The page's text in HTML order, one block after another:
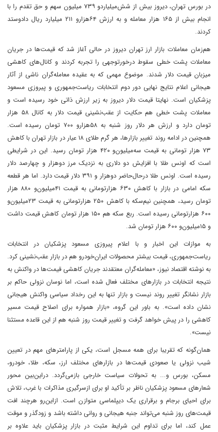
در بورس تهران، دیروز بیش از شش‌میلیاردو ۷۳۹ میلیون سهم و حق تقدم را با
انجام بیش از ۱۶۵ هزار معامله و به ارزش ۶۴هزارو ۲۱۱ میلیارد ریال دادوستد
کردند.
هم‌زمان معاملات بازار ارز تهران دیروز در حالی آغاز شد که قیمت‌ها در جریان
معاملات پشت خطی سقوط درخورتوجهی را تجربه کردند و کانال‌های کاهشی
میزبان قیمت دلار شدند. موضوع مهمی که به عقیده معامله‌گران ناشی از آثار
هیجانی اعلام نتایج نهایی دور دوم انتخابات ریاست‌جمهوری و پیروزی مسعود
پزشکیان است. نهایتا قیمت دلار دیروز به زیر ارزش ذاتی خود رسیده است و
معاملات پشت خطی هم حکایت از عقب‌‌نشینی قیمت دلار به کانال ۵۸ هزار
تومان دارد و ارزش هر دلار روز شنبه به ۵۸‌هزارو ۷۰۰ تومان رسیده است.
همچنین در ادامه روند تغییر بازارها، هر گرم طلای ۱۸ عیار در بازار تهران با کاهش
۷۳ هزار تومانی به قیمت سه‌میلیون‌و ۴۲۰ هزار تومان رسید. این در شرایطی
است که اونس طلا با افزایش دو دلاری به نزدیک مرز دوهزار و چهارصد دلار
رسیده است. اونس طلا درحال‌حاضر دوهزار و ۳۹۱ دلار قیمت دارد. اما هر قطعه
سکه امامی در بازار با کاهش ۶۳۰ هزارتومانی به قیمت ۴۱میلیون‌و ۸۸۰ هزار
تومان رسید، همچنین نیم‌سکه با کاهش ۲۵۰ هزارتومانی به قیمت ۲۳‌میلیون‌و
۶۰۰ هزار‌تومانی رسیده است. ربع سکه هم ۱۵۰ هزار تومان کاهش قیمت داشت
و ۱۵‌میلیون‌و ۶۰۰ هزار تومان شد.
به موازات این اخبار و با اعلام پیروزی مسعود پزشکیان در انتخابات
ریاست‌جمهوری، قیمت بیشتر محصولات ایران‌خودرو هم در بازار عقب‌نشینی کرد.
به نوشته اقتصاد نیوز، «معامله‌گران معتقدند جریان کاهشی قیمت‌ها در واکنش به
نتیجه انتخابات در بازارهای مختلف فعال شده است، اما نوسان نزولی حاکم بر
بازار نشانگر تغییر روند نیست و بازار تنها به این رخداد سیاسی واکنش هیجانی
نشان داده است». به باور این گروه، «بازار همواره برای اصلاح قیمت مسیر
کاهشی را در پیش خواهد گرفت و تغییر قیمت روز شنبه هم از این قاعده مستثنا
نیست».
همان‌گونه که تقریبا برای همه مسجل است، یکی از پارامترهای مهم در تعیین
شیب نزولی یا صعودی قیمت‌ها در بازارهای مختلف ارز، سکه، طلا، خودرو،
مسکن، بورس و... به تحولات سیاست خارجی باز‌می‌گردد. در‌این‌بین محور
شعارهای مسعود پزشکیان ناظر بر تأکید او برای ازسرگیری مذاکرات با غرب، تلاش
برای احیای برجام و برقراری یک دیپلماسی متوازن است. از‌این‌رو هرچند افت
قیمت‌های روز شنبه می‌تواند جنبه هیجانی و روانی داشته باشد و زودگذر و موقت
عمل کند، اما برای تداوم این شرایط مثبت در بازار پزشکیان باید علاوه بر